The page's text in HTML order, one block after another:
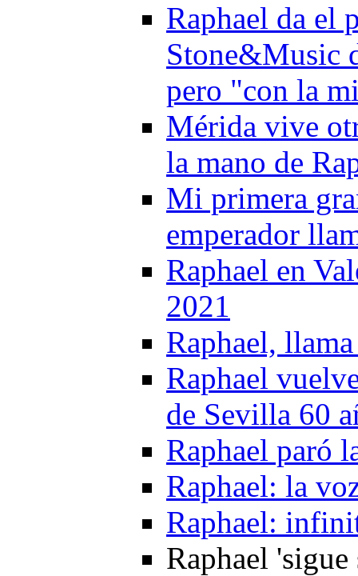
Raphael da el
Stone&Music
pero "con la
Mérida vive
la mano de
Mi primera
emperador
Raphael en
2021
Raphael,
Raphael
de Sevilla 60
Raphael paró
Raphael: la
Raphael:
Raphael